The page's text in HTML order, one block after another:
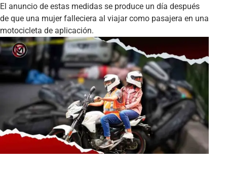
El anuncio de estas medidas se produce un día después
de que una mujer falleciera al viajar como pasajera en una
motocicleta de aplicación.